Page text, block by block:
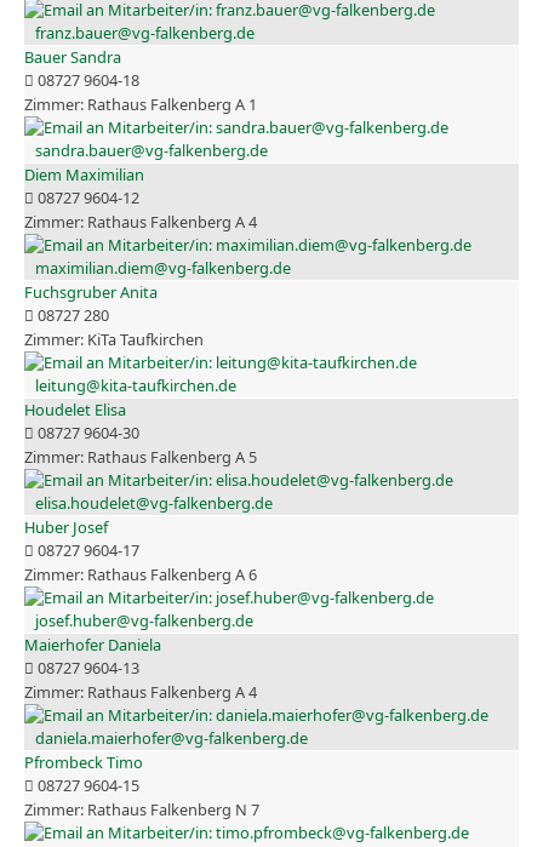
franz.bauer@vg-falkenberg.de
Bauer Sandra
08727 9604-18
Rathaus Falkenberg A 1
sandra.bauer@vg-falkenberg.de
Diem Maximilian
08727 9604-12
Rathaus Falkenberg A 4
maximilian.diem@vg-falkenberg.de
Fuchsgruber Anita
08727 280
KiTa Taufkirchen
leitung@kita-taufkirchen.de
Houdelet Elisa
08727 9604-30
Rathaus Falkenberg A 5
elisa.houdelet@vg-falkenberg.de
Huber Josef
08727 9604-17
Rathaus Falkenberg A 6
josef.huber@vg-falkenberg.de
Maierhofer Daniela
08727 9604-13
Rathaus Falkenberg A 4
daniela.maierhofer@vg-falkenberg.de
Pfrombeck Timo
08727 9604-15
Rathaus Falkenberg N 7